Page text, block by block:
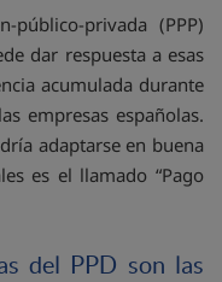
público-privada (PPP)
dar respuesta a esas
acumulada durante
empresas españolas.
adaptarse en buena
es el llamado “Pago
del PPD son las